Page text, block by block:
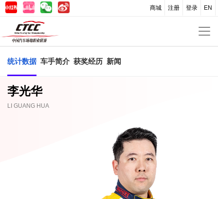
EN
登录
注册
商城
统计数据 车手简介 获奖经历 新闻
李光华
LI GUANG HUA